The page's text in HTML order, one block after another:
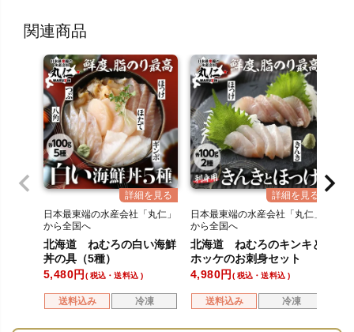
関連商品
日本最東端の水産会社「丸仁」
から全国へ
北海道 ねむろの白い海鮮
丼の具（5種）
送料込み 冷凍
5,480 税込・送料込
日本最東端の水産会社「丸仁」
から全国へ
北海道 ねむろのキンキと
ホッケのお刺身セット
送料込み 冷凍
4,980 税込・送料込